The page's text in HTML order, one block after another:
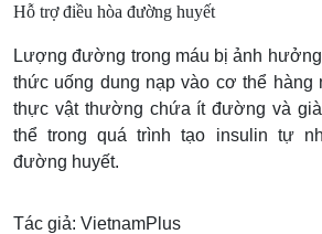
Hỗ trợ điều hòa đường huyết
Lượng đường trong máu bị ảnh
thức uống dung nạp vào cơ thể hàng
thực vật thường chứa ít đường và
thể trong quá trình tạo insulin tự
đường huyết.
Tác giả: VietnamPlus